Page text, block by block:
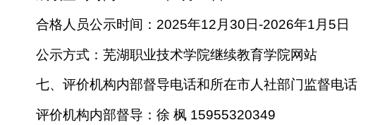
合格人员公示时间：2025年12月30日-2026年1月5日
公示方式：芜湖职业技术学院继续教育学院网站
七、评价机构内部督导电话和所在市人社部门监督电话
评价机构内部督导：徐 枫 15955320349